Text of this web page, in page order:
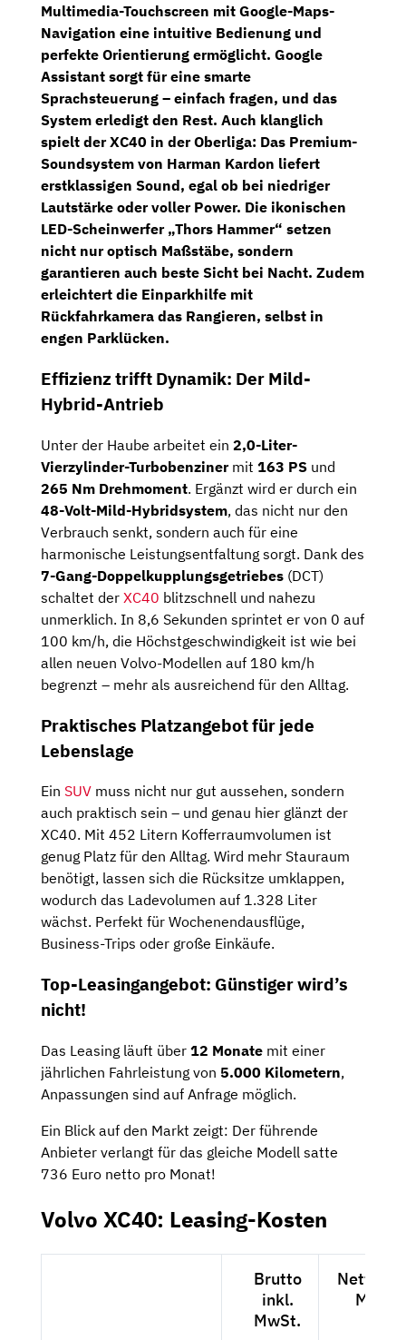
Multimedia-Touchscreen mit Google-Maps-
Navigation eine intuitive Bedienung und
perfekte Orientierung ermöglicht. Google
Assistant sorgt für eine smarte
Sprachsteuerung – einfach fragen, und das
System erledigt den Rest. Auch klanglich
spielt der XC40 in der Oberliga: Das Premium-
Soundsystem von Harman Kardon liefert
erstklassigen Sound, egal ob bei niedriger
Lautstärke oder voller Power. Die ikonischen
LED-Scheinwerfer „Thors Hammer“ setzen
nicht nur optisch Maßstäbe, sondern
garantieren auch beste Sicht bei Nacht. Zudem
erleichtert die Einparkhilfe mit
Rückfahrkamera das Rangieren, selbst in
engen Parklücken.
Effizienz trifft Dynamik: Der Mild-
Hybrid-Antrieb
Unter der Haube arbeitet ein 2,0-Liter-
Vierzylinder-Turbobenzinermit 163 PS und
265 Nm Drehmoment. Ergänzt wird er durch ein
48-Volt-Mild-Hybridsystem, das nicht nur den
Verbrauch senkt, sondern auch für eine
harmonische Leistungsentfaltung sorgt. Dank des
7-Gang-Doppelkupplungsgetriebes (DCT)
schaltet der XC40 blitzschnell und nahezu
unmerklich. In 8,6 Sekunden sprintet er von 0 auf
100 km/h, die Höchstgeschwindigkeit ist wie bei
allen neuen Volvo-Modellen auf 180 km/h
begrenzt – mehr als ausreichend für den Alltag.
Praktisches Platzangebot für jede
Lebenslage
Ein SUV muss nicht nur gut aussehen, sondern
auch praktisch sein – und genau hier glänzt der
XC40. Mit 452 Litern Kofferraumvolumen ist
genug Platz für den Alltag. Wird mehr Stauraum
benötigt, lassen sich die Rücksitze umklappen,
wodurch das Ladevolumen auf 1.328 Liter
wächst. Perfekt für Wochenendausflüge,
Business-Trips oder große Einkäufe.
Top-Leasingangebot: Günstiger wird’s
nicht!
Das Leasing läuft über 12 Monate mit einer
jährlichen Fahrleistung von 5.000 Kilometern,
Anpassungen sind auf Anfrage möglich.
Ein Blick auf den Markt zeigt: Der führende
Anbieter verlangt für das gleiche Modell satte
736 Euro netto pro Monat!
Volvo XC40: Leasing-Kosten
Brutto
inkl.
MwSt.
Netto
MwSt.